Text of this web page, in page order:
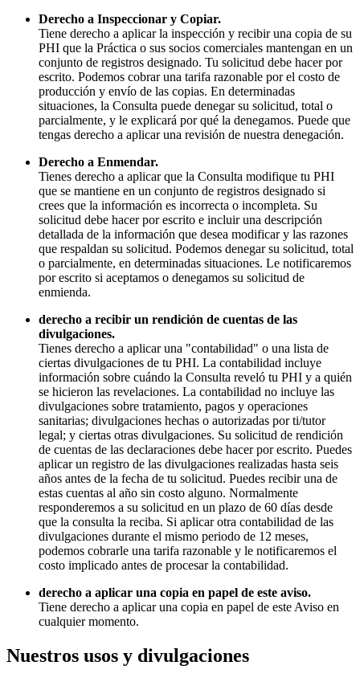
Derecho a Inspeccionar y Copiar.
Tiene derecho a aplicar la inspección y recibir una copia de su
PHI que la Práctica o sus socios comerciales mantengan en un
conjunto de registros designado. Tu solicitud debe hacer por
escrito. Podemos cobrar una tarifa razonable por el costo de
producción y envío de las copias. En determinadas
situaciones, la Consulta puede denegar su solicitud, total o
parcialmente, y le explicará por qué la denegamos. Puede que
tengas derecho a aplicar una revisión de nuestra denegación.
Derecho a Enmendar.
Tienes derecho a aplicar que la Consulta modifique tu PHI
que se mantiene en un conjunto de registros designado si
crees que la información es incorrecta o incompleta. Su
solicitud debe hacer por escrito e incluir una descripción
detallada de la información que desea modificar y las razones
que respaldan su solicitud. Podemos denegar su solicitud, total
o parcialmente, en determinadas situaciones. Le notificaremos
por escrito si aceptamos o denegamos su solicitud de
enmienda.
derecho a recibir un rendición de cuentas de las
divulgaciones.
Tienes derecho a aplicar una "contabilidad" o una lista de
ciertas divulgaciones de tu PHI. La contabilidad incluye
información sobre cuándo la Consulta reveló tu PHI y a quién
se hicieron las revelaciones. La contabilidad no incluye las
divulgaciones sobre tratamiento, pagos y operaciones
sanitarias; divulgaciones hechas o autorizadas por ti/tutor
legal; y ciertas otras divulgaciones. Su solicitud de rendición
de cuentas de las declaraciones debe hacer por escrito. Puedes
aplicar un registro de las divulgaciones realizadas hasta seis
años antes de la fecha de tu solicitud. Puedes recibir una de
estas cuentas al año sin costo alguno. Normalmente
responderemos a su solicitud en un plazo de 60 días desde
que la consulta la reciba. Si aplicar otra contabilidad de las
divulgaciones durante el mismo periodo de 12 meses,
podemos cobrarle una tarifa razonable y le notificaremos el
costo implicado antes de procesar la contabilidad.
derecho a aplicar una copia en papel de este aviso.
Tiene derecho a aplicar una copia en papel de este Aviso en
cualquier momento.
Nuestros usos y divulgaciones